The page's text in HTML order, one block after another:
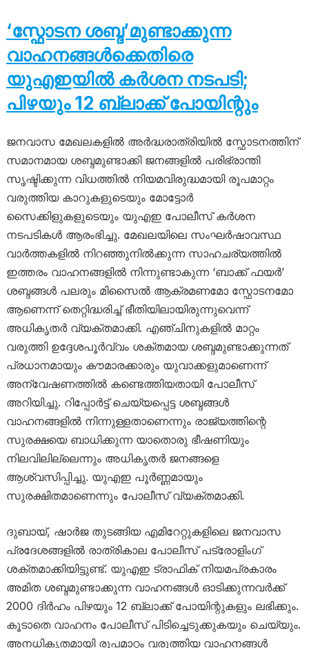
‘സ്ഫോടന ശബ്ദ’മുണ്ടാക്കുന്ന
വാഹനങ്ങൾക്കെതിരെ
യുഎഇയിൽ കർശന നടപടി;
പിഴയും 12 ബ്ലാക്ക് പോയിന്റും
ജനവാസ മേഖലകളിൽ അർദ്ധരാത്രിയിൽ സ്ഫോടനത്തിന്
സമാനമായ ശബ്ദമുണ്ടാക്കി ജനങ്ങളിൽ പരിഭ്രാന്തി
സൃഷ്ടിക്കുന്ന വിധത്തിൽ നിയമവിരുദ്ധമായി രൂപമാറ്റം
വരുത്തിയ കാറുകളുടെയും മോട്ടോർ
സൈക്കിളുകളുടെയും യുഎഇ പോലീസ് കർശന
നടപടികൾ ആരംഭിച്ചു. മേഖലയിലെ സംഘർഷാവസ്ഥ
വാർത്തകളിൽ നിറഞ്ഞുനിൽക്കുന്ന സാഹചര്യത്തിൽ
ഇത്തരം വാഹനങ്ങളിൽ നിന്നുണ്ടാകുന്ന ‘ബാക്ക് ഫയർ’
ശബ്ദങ്ങൾ പലരും മിസൈൽ ആക്രമണമോ സ്ഫോടനമോ
ആണെന്ന് തെറ്റിദ്ധരിച്ച് ഭീതിയിലായിരുന്നുവെന്ന്
അധികൃതർ വ്യക്തമാക്കി. എഞ്ചിനുകളിൽ മാറ്റം
വരുത്തി ഉദ്ദേശപൂർവ്വം ശക്തമായ ശബ്ദമുണ്ടാക്കുന്നത്
പ്രധാനമായും കൗമാരക്കാരും യുവാക്കളുമാണെന്ന്
അന്വേഷണത്തിൽ കണ്ടെത്തിയതായി പോലീസ്
അറിയിച്ചു. റിപ്പോർട്ട് ചെയ്യപ്പെട്ട ശബ്ദങ്ങൾ
വാഹനങ്ങളിൽ നിന്നുള്ളതാണെന്നും രാജ്യത്തിന്റെ
സുരക്ഷയെ ബാധിക്കുന്ന യാതൊരു ഭീഷണിയും
നിലവിലില്ലെന്നും അധികൃതർ ജനങ്ങളെ
ആശ്വസിപ്പിച്ചു. യുഎഇ പൂർണ്ണമായും
സുരക്ഷിതമാണെന്നും പോലീസ് വ്യക്തമാക്കി.
ദുബായ്, ഷാർജ തുടങ്ങിയ എമിറേറ്റുകളിലെ ജനവാസ
പ്രദേശങ്ങളിൽ രാത്രികാല പോലീസ് പട്രോളിംഗ്
ശക്തമാക്കിയിട്ടുണ്ട്. യുഎഇ ട്രാഫിക് നിയമപ്രകാരം
അമിത ശബ്ദമുണ്ടാക്കുന്ന വാഹനങ്ങൾ ഓടിക്കുന്നവർക്ക്
2000 ദിർഹം പിഴയും 12 ബ്ലാക്ക് പോയിന്റുകളും ലഭിക്കും.
കൂടാതെ വാഹനം പോലീസ് പിടിച്ചെടുക്കുകയും ചെയ്യും.
അനധികൃതമായി രൂപമാറ്റം വരുത്തിയ വാഹനങ്ങൾ